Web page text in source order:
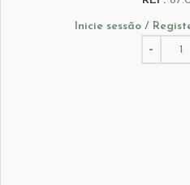
Inicie sessão /